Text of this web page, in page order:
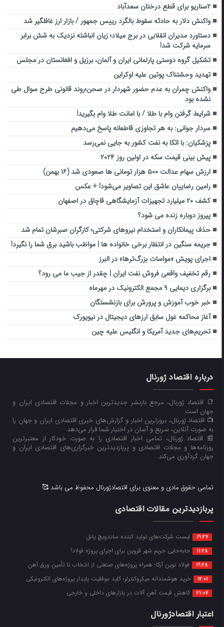
۲سناریو برای قطع درختان سعدآباد
واکنش دلار به حادثه سقوط بالگرد رییس جمهور / بازار ارز غافلگیر شد
دستاورد مدیران انقلابی در برج میلاد؛ زیان انباشته نزدیک به شش برابر
سرمایه شرکت شد!
تشکیل گروه دوستی پارلمانی ایران و آلمان، برزیل و افغانستان در مجلس
تهدید وحشتناک پوتین علیه اوکراین
واکنش چمران به عدم حضور شهردار در صحن؛روند قانونی طرح سوال طی
نشده بود
شرایط گرفتن وام با طلا / با امانت طلا وام بگیرید!
سردار جوانی: به هر تجاوزی قاطعانه پاسخ می‌دهیم
پزشکیان: با اتکا به نفت کشور به جایی نمی‌رسد
پیش بینی قیمت سکه در اولین روز ۲۰۲۴
ارزش سهام عدالت ۵۰۰ هزار تومانی ها صعودی شد (۱۶ بهمن)
رامین رضاییان عاشق این تصاویر می‌شود! + عکس
کشف ۲۰ میلیارد تجهیزات آزمایشگاهی قاچاق در اصفهان
پیروز دوباره زنده می شود؟
حذف پیمانکاران و استخدام نیروهای شرکتی؛ کارگران صبرشان تمام شد
جریمه سنگین در انتظار برخی خانواده ها | مواظب باشید برق شما را نگیرد!
اجرای پویش «مواسات بزرگ‌ترها» در البرز
رقم تخفیف واقعی فروش نفت ایران | چقدر از جیب ما می رود؟
برگزاری دیمایی ۹ مجمع الکترونیک در مهرماه
خبر خوب آموزش و پرورش برای بازنشستگان
آغاز محاکمه غول سابق ارزهای دیجیتال در نیویورک
تحریم‌های جدید آمریکا و انگلیس علیه چین
درباره اقتصاد ژورنال
📑 اقتصاد ژورنال، مرجع بازنشر جدیدترین اخبار و مجلات اقتصادی ایران و
جهان است.
📺 اقتصاد ژورنال، بروزترین اخبار و گزارش‌های خبری اقتصادی ایران و جهان را
به صورت آنلاین، سریع و آسان در اختیار شما قرار می‌‌دهد.
📰 اقتصاد ژورنال، تمامی اخبار اقتصادی را به صورت خودکار از معتبرترین
روزنامه‌ها و مجلات اقتصادی و پربازدیدترین خبرگزاری‌های اقتصادی ایران و
جهان گردآوری می‌کند.
تمامی حقوق مادی و معنوی برای اقتصادژورنال محفوظ می باشد 🥰
پربازدیدترین مقالات اقتصادی
19:27 لیست شرکت‌های تولید کننده ساندویچ پانل
11:28 جابه‌جایی حریم شهر قزوین برای اجرای پروژه فولاد!
19:28 فولاد نوین آرکا؛ همراه پروژه‌های صنعتی از انتخاب تا تأمین ورق آهن
12:01 خرید هوشمندانه میکروکنترلر؛ کلید موفقیت پایدار پروژه‌های الکترونیکی
21:07 کاهش قیمت آهن آلات در بازارهای داخلی و خارجی
اعتبار اقتصادژورنال